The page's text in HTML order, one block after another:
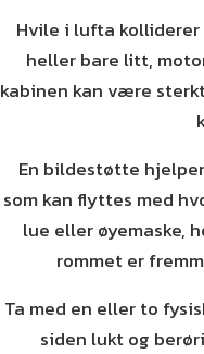
Hvile i lufta
heller bare litt,
kabinen kan være
En bildestøtte
som kan flyttes med
lue eller øyemaske,
rommet er
Ta med en eller to
siden lukt og